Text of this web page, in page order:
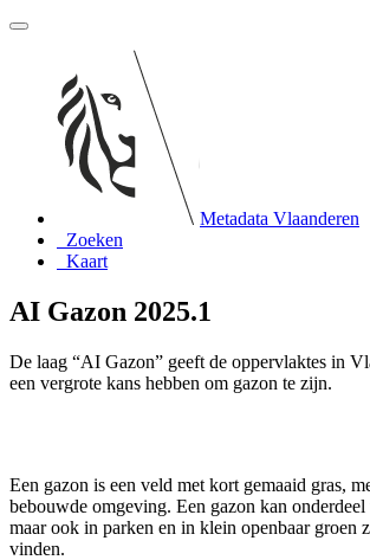
Metadata Vlaanderen
Zoeken
Kaart
AI Gazon 2025.1
De laag “AI Gazon” geeft de oppervlaktes in
een vergrote kans hebben om gazon te zijn.
Een gazon is een veld met kort gemaaid gras,
bebouwde omgeving. Een gazon kan
maar ook in parken en in klein openbaar groen
vinden.